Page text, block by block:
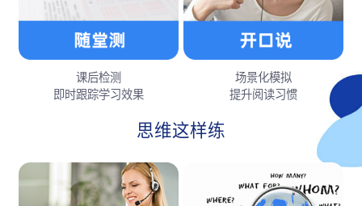
课后检测
即时跟踪学习效果
场景化模拟
提升阅读习惯
思维这样练